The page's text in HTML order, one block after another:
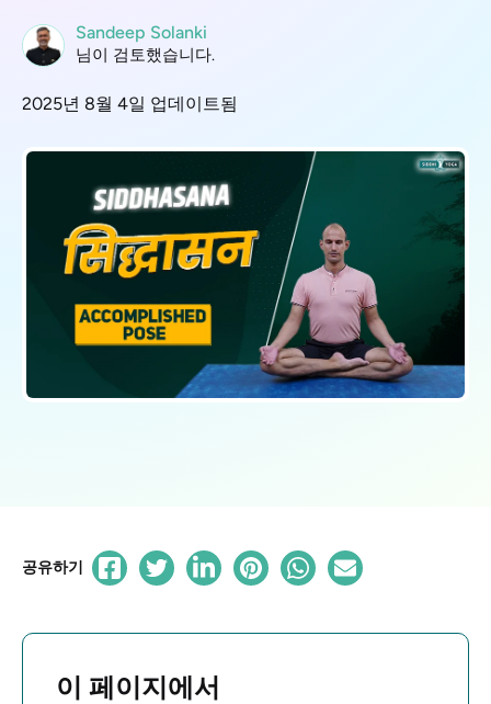
Sandeep Solanki
님이 검토했습니다.
2025년 8월 4일 업데이트됨
공유하기
이 페이지에서